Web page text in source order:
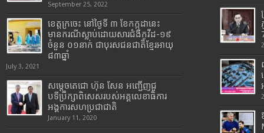
September 25, 2022
ខេត្តក្រចេះ នៅថ្ងៃទី ៣ ខែកក្កដានេះ
មានករណីស្លាប់ដោយសារជំងឺកូវីដ-១៩
ចំនួន ០១នាក់ ជាបុរសជនជាតិខ្មែរអាយុ
៨៣ឆ្នាំ
July 3, 2021
សម្តេចតេជោ ហ៊ុន សែន អញ្ជើញជួ
បទីប្រឹក្សាពិសេសរបស់អគ្គលេខាធិការ
អង្គការសហប្រជាជាតិ
January 11, 2020